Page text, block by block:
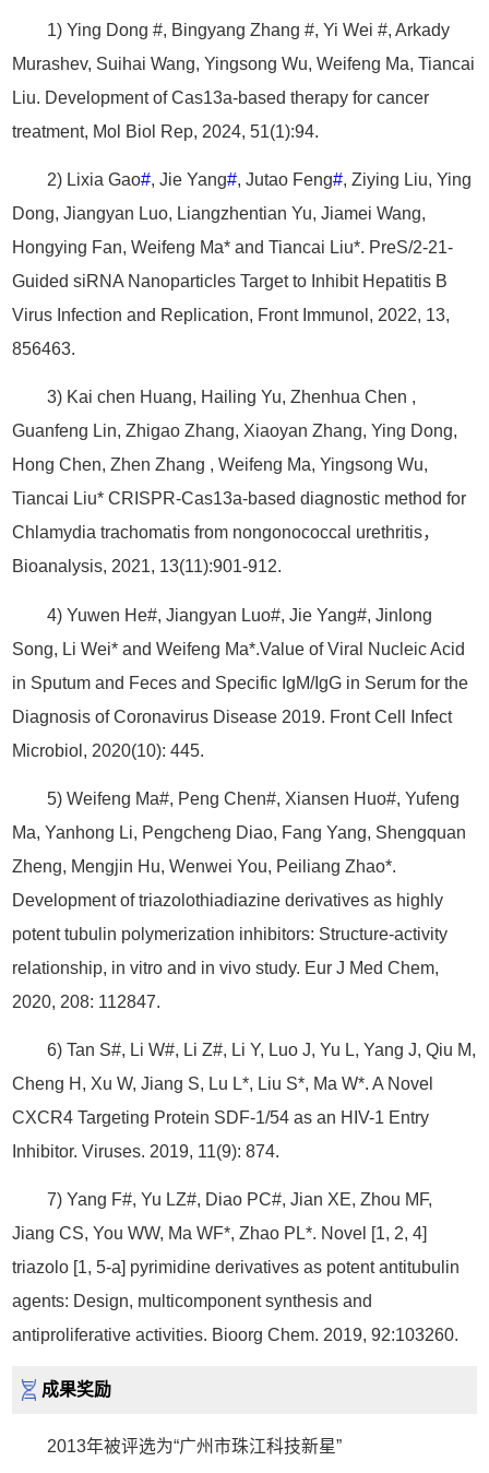
1) Ying Dong #, Bingyang Zhang #, Yi Wei #, Arkady
Murashev, Suihai Wang, Yingsong Wu, Weifeng Ma, Tiancai
Liu. Development of Cas13a-based therapy for cancer
treatment, Mol Biol Rep, 2024, 51(1):94.
2) Lixia Gao#, Jie Yang#, Jutao Feng#, Ziying Liu, Ying
Dong, Jiangyan Luo, Liangzhentian Yu, Jiamei Wang,
Hongying Fan, Weifeng Ma* and Tiancai Liu*. PreS/2-21-
Guided siRNA Nanoparticles Target to Inhibit Hepatitis B
Virus Infection and Replication, Front Immunol, 2022, 13,
856463.
3) Kai chen Huang, Hailing Yu, Zhenhua Chen ,
Guanfeng Lin, Zhigao Zhang, Xiaoyan Zhang, Ying Dong,
Hong Chen, Zhen Zhang , Weifeng Ma, Yingsong Wu,
Tiancai Liu* CRISPR-Cas13a-based diagnostic method for
Chlamydia trachomatis from nongonococcal urethritis，
Bioanalysis, 2021, 13(11):901-912.
4) Yuwen He#, Jiangyan Luo#, Jie Yang#, Jinlong
Song, Li Wei* and Weifeng Ma*.Value of Viral Nucleic Acid
in Sputum and Feces and Specific IgM/IgG in Serum for the
Diagnosis of Coronavirus Disease 2019. Front Cell Infect
Microbiol, 2020(10): 445.
5) Weifeng Ma#, Peng Chen#, Xiansen Huo#, Yufeng
Ma, Yanhong Li, Pengcheng Diao, Fang Yang, Shengquan
Zheng, Mengjin Hu, Wenwei You, Peiliang Zhao*.
Development of triazolothiadiazine derivatives as highly
potent tubulin polymerization inhibitors: Structure-activity
relationship, in vitro and in vivo study. Eur J Med Chem,
2020, 208: 112847.
6) Tan S#, Li W#, Li Z#, Li Y, Luo J, Yu L, Yang J, Qiu M,
Cheng H, Xu W, Jiang S, Lu L*, Liu S*, Ma W*. A Novel
CXCR4 Targeting Protein SDF-1/54 as an HIV-1 Entry
Inhibitor. Viruses. 2019, 11(9): 874.
7) Yang F#, Yu LZ#, Diao PC#, Jian XE, Zhou MF,
Jiang CS, You WW, Ma WF*, Zhao PL*. Novel [1, 2, 4]
triazolo [1, 5-a] pyrimidine derivatives as potent antitubulin
agents: Design, multicomponent synthesis and
antiproliferative activities. Bioorg Chem. 2019, 92:103260.
成果奖励
2013年被评选为“广州市珠江科技新星”